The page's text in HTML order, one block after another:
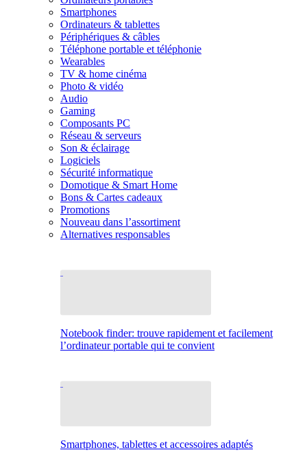
Smartphones
Ordinateurs & tablettes
Périphériques & câbles
Téléphone portable et téléphonie
Wearables
TV & home cinéma
Photo & vidéo
Audio
Gaming
Composants PC
Réseau & serveurs
Son & éclairage
Logiciels
Sécurité informatique
Domotique & Smart Home
Bons & Cartes cadeaux
Promotions
Nouveau dans l’assortiment
Alternatives responsables
Notebook finder: trouve rapidement et facilement
l’ordinateur portable qui te convient
Smartphones, tablettes et accessoires adaptés